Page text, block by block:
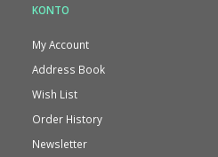
KONTO
My Account
Address Book
Wish List
Order History
Newsletter